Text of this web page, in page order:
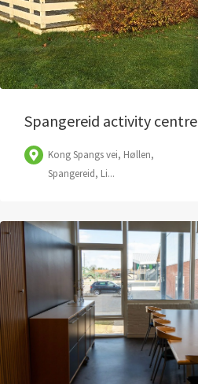
Spangereid activity centre
Kong Spangs vei, Høllen,
Spangereid, Li...